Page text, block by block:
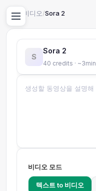
홈/AI 비디오/Sora 2
S
Sora 2
40 credits · ~3min
비디오 모드
텍스트 to 비디오